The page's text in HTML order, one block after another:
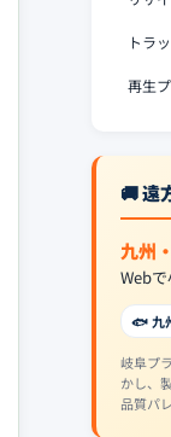
トラ
再生
🚚 遠
九州
Web
🐟 九
岐阜プ
かし、
品質パ